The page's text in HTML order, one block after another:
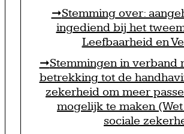
Stemming over:
ingediend bij het
Leefbaarheid en
Stemmingen in verband
betrekking tot de
zekerheid om meer
mogelijk te maken
sociale